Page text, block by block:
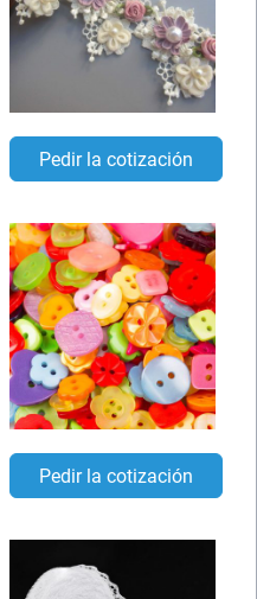
Pedir la cotización
Pedir la cotización